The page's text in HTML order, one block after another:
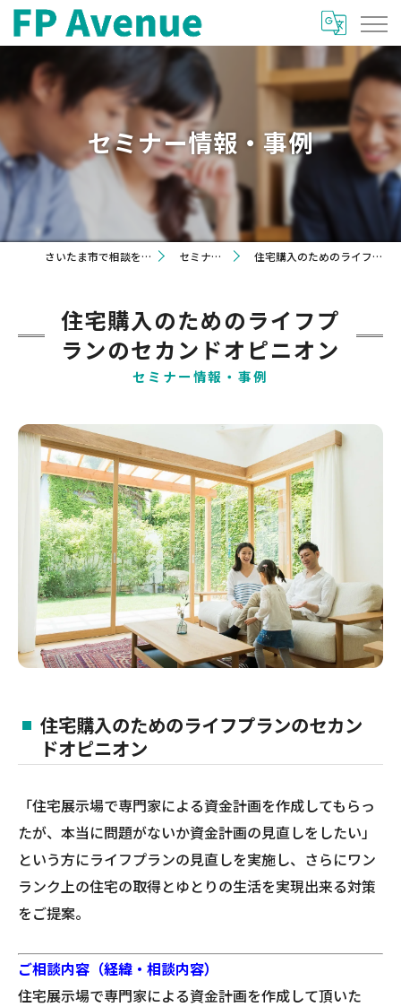
セミナー情報・事例
さいたま市で相談を希望するならFP Avenue セミナー情報・事例 住宅購入のためのライフプランのセカンドオピニオン
セミナー情報・事例
住宅購入のためのライフプ
ランのセカンドオピニオン
住宅購入のためのライフプランのセカン
ドオピニオン
「住宅展示場で専門家による資金計画を作成してもらっ
たが、本当に問題がないか資金計画の見直しをしたい」
という方にライフプランの見直しを実施し、さらにワン
ランク上の住宅の取得とゆとりの生活を実現出来る対策
をご提案。
ご相談内容（経緯・相談内容）
住宅展示場で専門家による資金計画を作成して頂いた